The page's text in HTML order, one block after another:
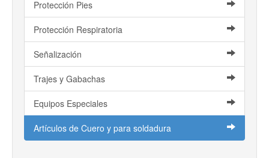
Protección Pies
Protección Respiratoria
Señalización
Trajes y Gabachas
Equipos Especiales
Artículos de Cuero y para soldadura